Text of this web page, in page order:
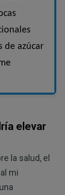
de azúcar
elevar
la salud, el
mi